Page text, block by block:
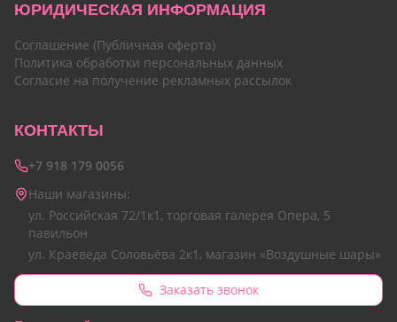
ЮРИДИЧЕСКАЯ ИНФОРМАЦИЯ
Соглашение (Публичная оферта)
Политика обработки персональных данных
Согласие на получение рекламных рассылок
КОНТАКТЫ
+7 918 179 0056
Наши магазины:
ул. Российская 72/1к1, торговая галерея Опера, 5
павильон
ул. Краеведа Соловьёва 2к1, магазин «Воздушные шары»
Заказать звонок